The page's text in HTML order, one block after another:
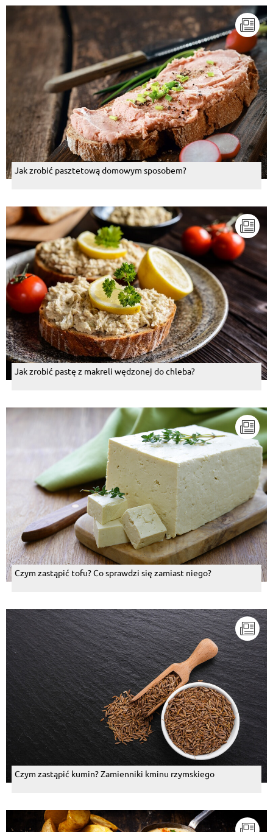
Jak zrobić pasztetową domowym sposobem?
Jak zrobić pastę z makreli wędzonej do chleba?
Czym zastąpić tofu? Co sprawdzi się zamiast niego?
Czym zastąpić kumin? Zamienniki kminu rzymskiego